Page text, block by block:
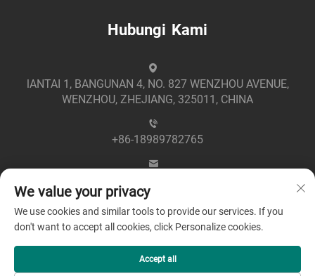
Hubungi Kami
lANTAI 1, BANGUNAN 4, NO. 827 WENZHOU AVENUE,
WENZHOU, ZHEJIANG, 325011, CHINA
+86-18989782765
We value your privacy
We use cookies and similar tools to provide our services. If you
don't want to accept all cookies, click Personalize cookies.
Accept all